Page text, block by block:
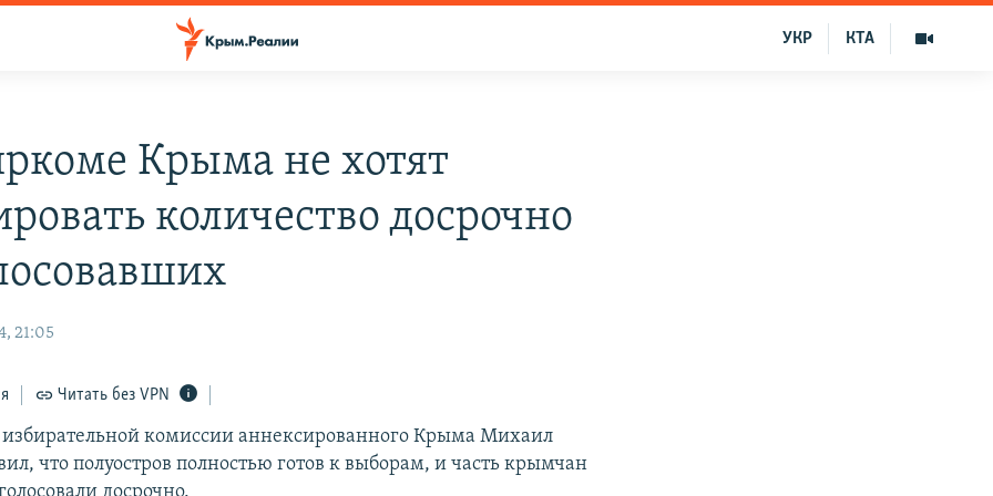
КТА
УКР
Крыма не хотят
количество досрочно
21:05
Читать без VPN
избирательной комиссии аннексированного Крыма Михаил
что полуостров полностью готов к выборам, и часть крымчан